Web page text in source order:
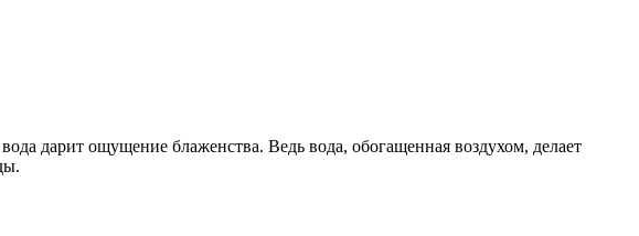
дарит ощущение блаженства. Ведь вода, обогащенная воздухом, делает